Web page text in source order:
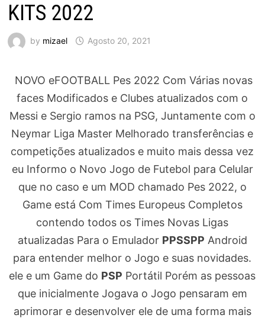
KITS 2022
by mizael Agosto 20, 2021
NOVO eFOOTBALL Pes 2022 Com Várias novas
faces Modificados e Clubes atualizados com o
Messi e Sergio ramos na PSG, Juntamente com o
Neymar Liga Master Melhorado transferências e
competições atualizados e muito mais dessa vez
eu Informo o Novo Jogo de Futebol para Celular
que no caso e um MOD chamado Pes 2022, o
Game está Com Times Europeus Completos
contendo todos os Times Novas Ligas
atualizadas Para o Emulador PPSSPP Android
para entender melhor o Jogo e suas novidades.
ele e um Game do PSP Portátil Porém as pessoas
que inicialmente Jogava o Jogo pensaram em
aprimorar e desenvolver ele de uma forma mais